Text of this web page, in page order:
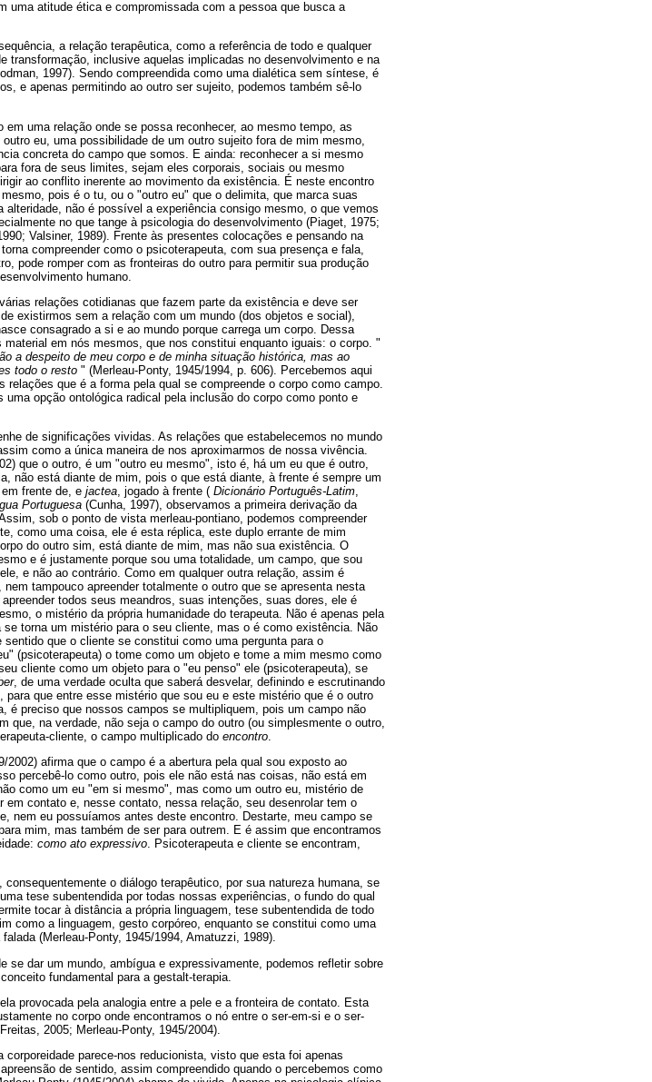
uma atitude ética e compromissada com a pessoa que busca a
a relação terapêutica, como a referência de todo e qualquer
transformação, inclusive aquelas implicadas no desenvolvimento e na
1997). Sendo compreendida como uma dialética sem síntese, é
e apenas permitindo ao outro ser sujeito, podemos também sê-lo
uma relação onde se possa reconhecer, ao mesmo tempo, as
eu, uma possibilidade de um outro sujeito fora de mim mesmo,
concreta do campo que somos. E ainda: reconhecer a si mesmo
fora de seus limites, sejam eles corporais, sociais ou mesmo
ao conflito inerente ao movimento da existência. É neste encontro
pois é o tu, ou o "outro eu" que o delimita, que marca suas
não é possível a experiência consigo mesmo, o que vemos
no que tange à psicologia do desenvolvimento (Piaget, 1975;
Valsiner, 1989). Frente às presentes colocações e pensando na
compreender como o psicoterapeuta, com sua presença e fala,
pode romper com as fronteiras do outro para permitir sua produção
humano.
relações cotidianas que fazem parte da existência e deve ser
existirmos sem a relação com um mundo (dos objetos e social),
consagrado a si e ao mundo porque carrega um corpo. Dessa
em nós mesmos, que nos constitui enquanto iguais: o corpo. "
a despeito de meu corpo e de minha situação histórica, mas ao
todo o resto " (Merleau-Ponty, 1945/1994, p. 606). Percebemos aqui
que é a forma pela qual se compreende o corpo como campo.
opção ontológica radical pela inclusão do corpo como ponto e
de significações vividas. As relações que estabelecemos no mundo
como a única maneira de nos aproximarmos de nossa vivência.
que o outro, é um "outro eu mesmo", isto é, há um eu que é outro,
não está diante de mim, pois o que está diante, à frente é sempre um
frente de, e jactea, jogado à frente ( Dicionário Português-Latim,
Portuguesa (Cunha, 1997), observamos a primeira derivação da
sob o ponto de vista merleau-pontiano, podemos compreender
como uma coisa, ele é esta réplica, este duplo errante de mim
do outro sim, está diante de mim, mas não sua existência. O
e é justamente porque sou uma totalidade, um campo, que sou
e não ao contrário. Como em qualquer outra relação, assim é
tampouco apreender totalmente o outro que se apresenta nesta
todos seus meandros, suas intenções, suas dores, ele é
o mistério da própria humanidade do terapeuta. Não é apenas pela
torna um mistério para o seu cliente, mas o é como existência. Não
que o cliente se constitui como uma pergunta para o
(psicoterapeuta) o tome como um objeto e tome a mim mesmo como
cliente como um objeto para o "eu penso" ele (psicoterapeuta), se
, de uma verdade oculta que saberá desvelar, definindo e escrutinando
que entre esse mistério que sou eu e este mistério que é o outro
é preciso que nossos campos se multipliquem, pois um campo não
que, na verdade, não seja o campo do outro (ou simplesmente o outro,
cliente, o campo multiplicado do encontro.
afirma que o campo é a abertura pela qual sou exposto ao
percebê-lo como outro, pois ele não está nas coisas, não está em
como um eu "em si mesmo", mas como um outro eu, mistério de
contato e, nesse contato, nessa relação, seu desenrolar tem o
nem eu possuíamos antes deste encontro. Destarte, meu campo se
mim, mas também de ser para outrem. E é assim que encontramos
como ato expressivo. Psicoterapeuta e cliente se encontram,
o diálogo terapêutico, por sua natureza humana, se
tese subentendida por todas nossas experiências, o fundo do qual
tocar à distância a própria linguagem, tese subentendida de todo
como a linguagem, gesto corpóreo, enquanto se constitui como uma
(Merleau-Ponty, 1945/1994, Amatuzzi, 1989).
se dar um mundo, ambígua e expressivamente, podemos refletir sobre
fundamental para a gestalt-terapia.
provocada pela analogia entre a pele e a fronteira de contato. Esta
no corpo onde encontramos o nó entre o ser-em-si e o ser-
2005; Merleau-Ponty, 1945/2004).
parece-nos reducionista, visto que esta foi apenas
de sentido, assim compreendido quando o percebemos como